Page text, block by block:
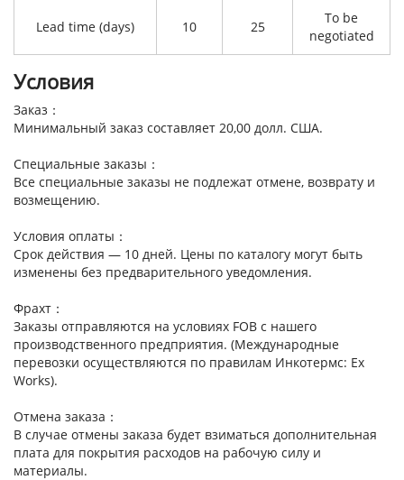
Lead time (days) 10 25
To be
negotiated
Условия
Заказ：
Минимальный заказ составляет 20,00 долл. США.
Специальные заказы：
Все специальные заказы не подлежат отмене, возврату и
возмещению.
Условия оплаты：
Срок действия — 10 дней. Цены по каталогу могут быть
изменены без предварительного уведомления.
Фрахт：
Заказы отправляются на условиях FOB с нашего
производственного предприятия. (Международные
перевозки осуществляются по правилам Инкотермс: Ex
Works).
Отмена заказа：
В случае отмены заказа будет взиматься дополнительная
плата для покрытия расходов на рабочую силу и
материалы.